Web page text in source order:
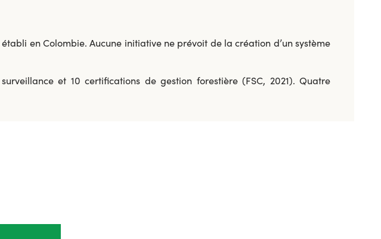
en Colombie. Aucune initiative ne prévoit de la création d’un système
et 10 certifications de gestion forestière (FSC, 2021). Quatre